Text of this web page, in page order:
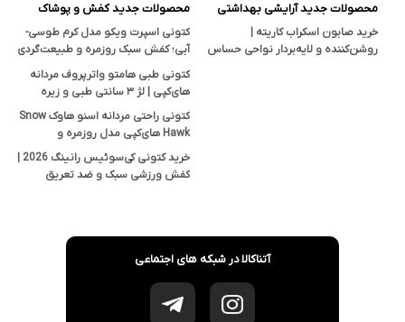
محصولات جدید آرایشی بهداشتی
خرید صابون اسکراب کاریته |
روشن‌کننده و لایه‌بردار نواحی حساس
محصولات جدید کفش و پوشاک
کتونی اسپرت ویکو مدل کرم طوسی-
آبی؛ کفش سبک روزمره و طبیعت‌گردی
با زیره TPU
کتونی طبی هامتو واترپروف مردانه
های‌کپی | لژ ۳ سانتی طبی و زیره
ضدلغزش
کتونی راحتی مردانه اسنو هاوک Snow
Hawk های‌کپی مدل روزمره و
پیاده‌روی
کفش ورزشی سبک و ضد تعریق
آتناکالا در شبکه های اجتماعی